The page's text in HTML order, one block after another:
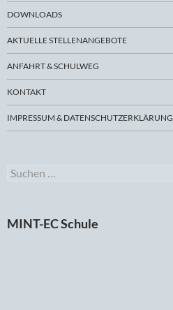
DOWNLOADS
AKTUELLE STELLENANGEBOTE
ANFAHRT & SCHULWEG
KONTAKT
IMPRESSUM & DATENSCHUTZERKLÄRUNG
Suchen
MINT-EC Schule